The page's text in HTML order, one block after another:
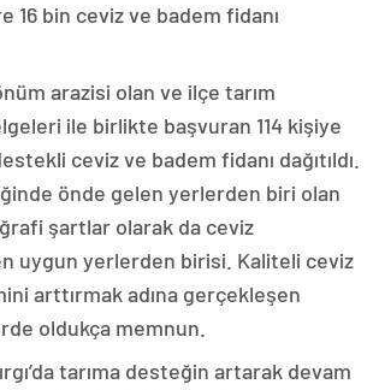
16 bin ceviz ve badem fidanı
arazisi olan ve ilçe tarım
ile birlikte başvuran 114 kişiye
ceviz ve badem fidanı dağıtıldı.
önde gelen yerlerden biri olan
şartlar olarak da ceviz
uygun yerlerden birisi. Kaliteli ceviz
arttırmak adına gerçekleşen
oldukça memnun.
tarıma desteğin artarak devam